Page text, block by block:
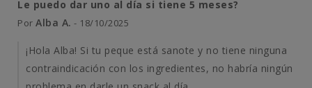
Le puedo dar uno al día si tiene 5 meses?
Por Alba A. - 18/10/2025
¡Hola Alba! Si tu peque está sanote y no tiene ninguna
contraindicación con los ingredientes, no habría ningún